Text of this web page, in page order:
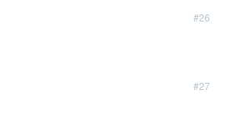
#26
#27